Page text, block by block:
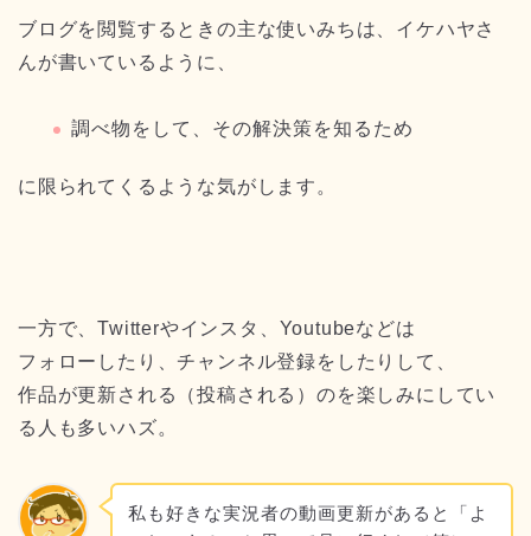
ブログを閲覧するときの主な使いみちは、イケハヤさ
んが書いているように、
調べ物をして、その解決策を知るため
に限られてくるような気がします。
一方で、Twitterやインスタ、Youtubeなどは
フォローしたり、チャンネル登録をしたりして、
作品が更新される（投稿される）のを楽しみにしてい
る人も多いハズ。
私も好きな実況者の動画更新があると「よ